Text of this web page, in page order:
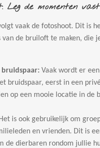
Leg de momenten vast
vaak de fotoshoot. Dit is
de bruiloft te maken, die
bruidspaar: Vaak wordt er
bruidspaar, eerst in een
op een mooie locatie in de
Het is ook gebruikelijk om
en vrienden. Dit is
de dierbaren rondom jullie